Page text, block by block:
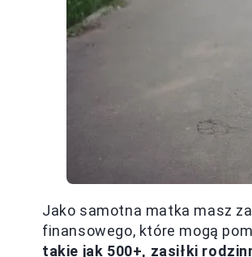
Jako samotna matka masz
finansowego, które mogą
takie jak 500+, zasiłki